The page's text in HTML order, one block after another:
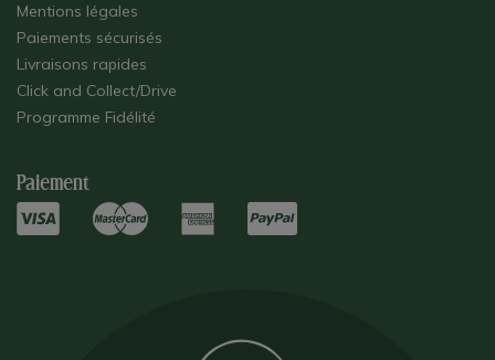
Mentions légales
Paiements sécurisés
Livraisons rapides
Click and Collect/Drive
Programme Fidélité
Paiement